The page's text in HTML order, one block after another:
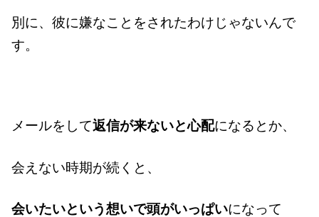
別に、彼に嫌なことをされたわけじゃないんで
す。
メールをして返信が来ないと心配になるとか、
会えない時期が続くと、
会いたいという想いで頭がいっぱいになって